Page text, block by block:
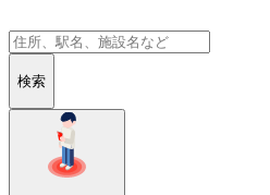
検索